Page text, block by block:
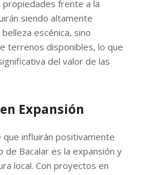
propiedades frente a la
siendo altamente
escénica, sino
terrenos disponibles, lo que
del valor de las
Expansión
influirán positivamente
de Bacalar es la expansión y
local. Con proyectos en